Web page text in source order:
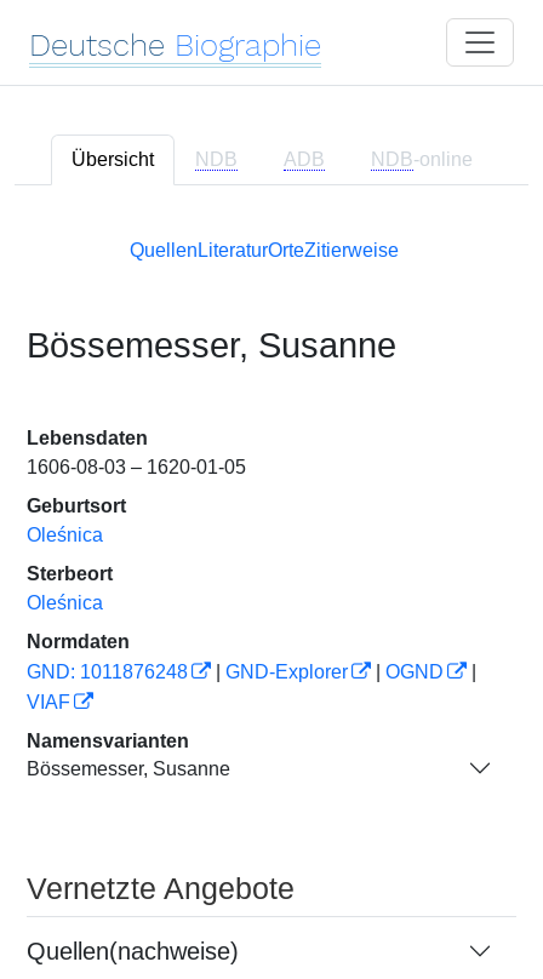
Deutsche Biographie
Übersicht NDB ADB NDB-online
Quellen LiteraturOrteZitierweise
Bössemesser, Susanne
Lebensdaten
1606-08-03 – 1620-01-05
Geburtsort
Oleśnica
Sterbeort
Oleśnica
Normdaten
GND: 1011876248
GND-Explorer OGND
VIAF
Namensvarianten
Bössemesser, Susanne
Vernetzte Angebote
Quellen(nachweise)